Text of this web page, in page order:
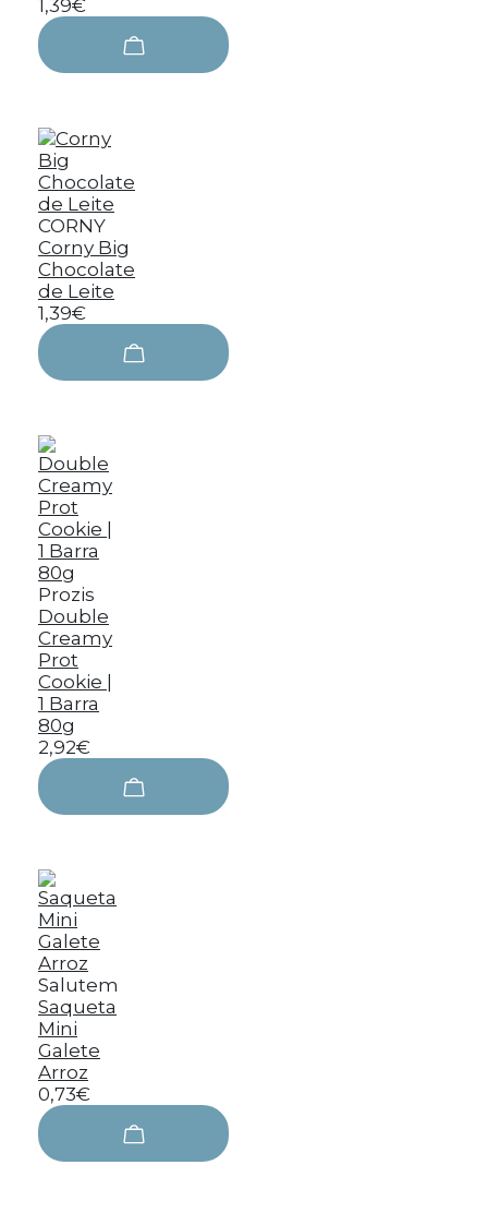
1,39€
CORNY
Corny Big
Chocolate
de Leite
1,39€
Prozis
Double
Creamy
Prot
Cookie |
1 Barra
80g
2,92€
Salutem
Saqueta
Mini
Galete
Arroz
0,73€